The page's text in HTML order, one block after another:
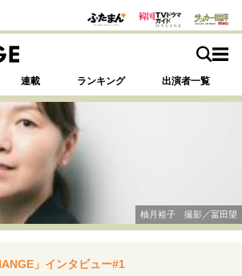
連載 ランキング 出演者一覧
ーマで探す
決断の裏側
柚月裕子 撮影／冨田望
」インタビュー#1